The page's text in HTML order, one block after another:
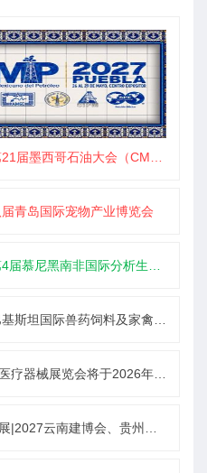
届墨西哥石油大会（CMP）
青岛国际宠物产业博览会
非国际分析生化博览会 （analytica Lab Africa 2027）
斯坦国际兽药饲料及家禽博览会
械展览会将于2026年12月9日-11日举办
云南建博会、贵州建博会